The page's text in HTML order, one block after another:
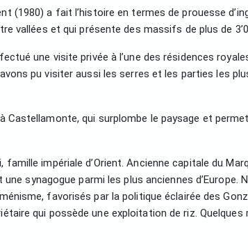
(1980) a fait l’histoire en termes de prouesse
vallées et qui présente des massifs de plus de
une visite privée à l’une des résidences
pu visiter aussi les serres et les parties les
qui surplombe le paysage et
impériale d’Orient. Ancienne capitale du
une synagogue parmi les plus anciennes d’Europe.
favorisés par la politique éclairée des
qui possède une exploitation de riz.